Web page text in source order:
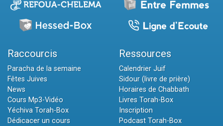
Raccourcis
Paracha de la semaine
Fêtes Juives
News
Cours Mp3-Vidéo
Yéchiva Torah-Box
Dédicacer un cours
Ressources
Calendrier Juif
Sidour (livre de prière)
Horaires de Chabbath
Livres Torah-Box
Inscription
Podcast Torah-Box